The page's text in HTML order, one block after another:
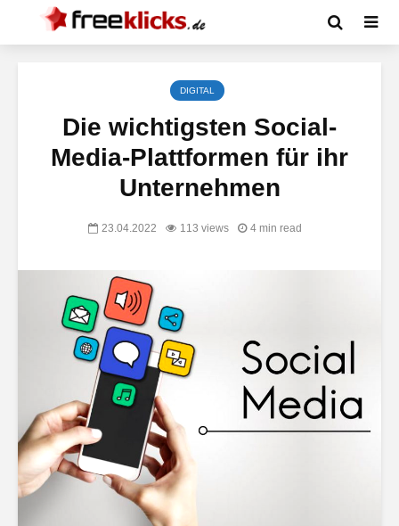
DIGITAL
Die wichtigsten Social-
Media-Plattformen für ihr
Unternehmen
23.04.2022 113 views 4 min read